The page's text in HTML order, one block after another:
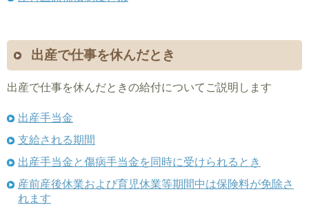
出産で仕事を休んだとき
出産で仕事を休んだときの給付についてご説明します
出産手当金
支給される期間
出産手当金と傷病手当金を同時に受けられるとき
産前産後休業および育児休業等期間中は保険料が免除さ
れます